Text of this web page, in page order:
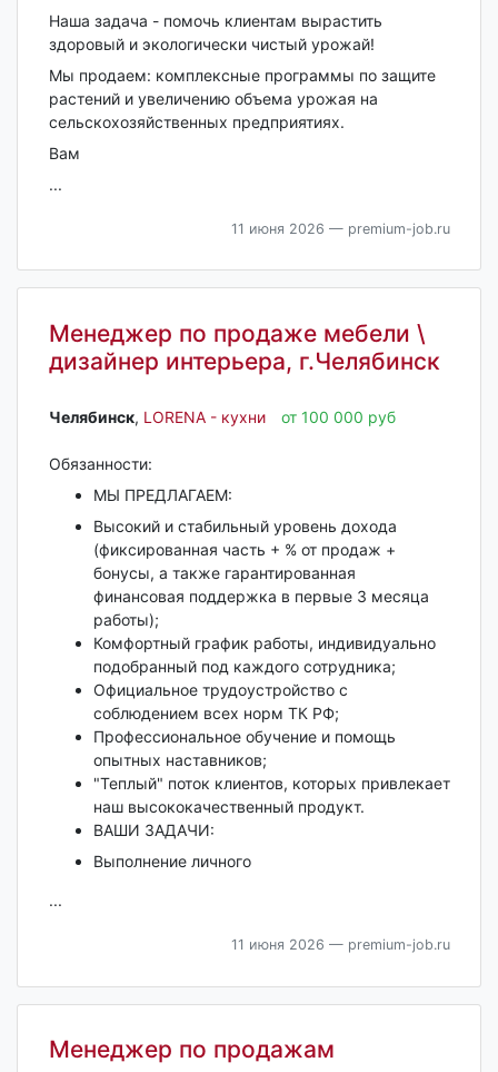
Наша задача - помочь клиентам вырастить
здоровый и экологически чистый урожай!
Мы продаем: комплексные программы по защите
растений и увеличению объема урожая на
сельскохозяйственных предприятиях.
Вам
...
11 июня 2026 — premium-job.ru
Менеджер по продаже мебели \
дизайнер интерьера, г.Челябинск
Челябинск‎, LORENA - кухни от 100 000 руб
Обязанности:
МЫ ПРЕДЛАГАЕМ:
Высокий и стабильный уровень дохода
(фиксированная часть + % от продаж +
бонусы, а также гарантированная
финансовая поддержка в первые 3 месяца
работы);
Комфортный график работы, индивидуально
подобранный под каждого сотрудника;
Официальное трудоустройство с
соблюдением всех норм ТК РФ;
Профессиональное обучение и помощь
опытных наставников;
"Теплый" поток клиентов, которых привлекает
наш высококачественный продукт.
ВАШИ ЗАДАЧИ:
Выполнение личного
...
11 июня 2026 — premium-job.ru
Менеджер по продажам